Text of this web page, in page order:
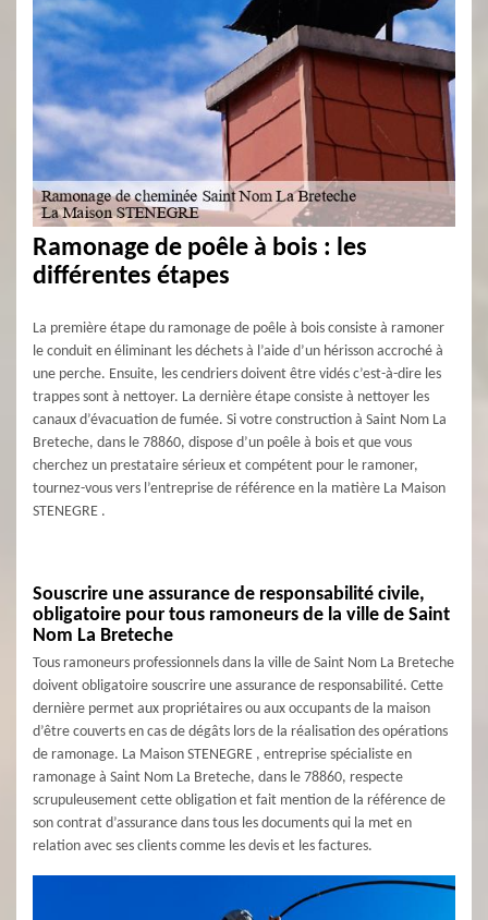
Ramonage de poêle à bois : les
différentes étapes
La première étape du ramonage de poêle à bois consiste à ramoner
le conduit en éliminant les déchets à l’aide d’un hérisson accroché à
une perche. Ensuite, les cendriers doivent être vidés c’est-à-dire les
trappes sont à nettoyer. La dernière étape consiste à nettoyer les
canaux d’évacuation de fumée. Si votre construction à Saint Nom La
Breteche, dans le 78860, dispose d’un poêle à bois et que vous
cherchez un prestataire sérieux et compétent pour le ramoner,
tournez-vous vers l’entreprise de référence en la matière La Maison
STENEGRE .
Souscrire une assurance de responsabilité civile,
obligatoire pour tous ramoneurs de la ville de Saint
Nom La Breteche
Tous ramoneurs professionnels dans la ville de Saint Nom La Breteche
doivent obligatoire souscrire une assurance de responsabilité. Cette
dernière permet aux propriétaires ou aux occupants de la maison
d’être couverts en cas de dégâts lors de la réalisation des opérations
de ramonage. La Maison STENEGRE , entreprise spécialiste en
ramonage à Saint Nom La Breteche, dans le 78860, respecte
scrupuleusement cette obligation et fait mention de la référence de
son contrat d’assurance dans tous les documents qui la met en
relation avec ses clients comme les devis et les factures.